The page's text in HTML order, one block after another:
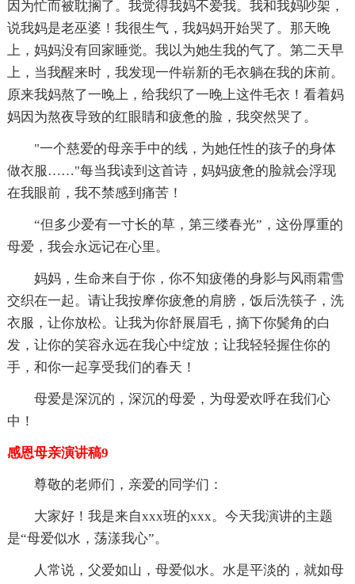
因为忙而被耽搁了。我觉得我妈不爱我。我和我妈吵架，
说我妈是老巫婆！我很生气，我妈妈开始哭了。那天晚
上，妈妈没有回家睡觉。我以为她生我的气了。第二天早
上，当我醒来时，我发现一件崭新的毛衣躺在我的床前。
原来我妈熬了一晚上，给我织了一晚上这件毛衣！看着妈
妈因为熬夜导致的红眼睛和疲惫的脸，我突然哭了。
"一个慈爱的母亲手中的线，为她任性的孩子的身体
做衣服……"每当我读到这首诗，妈妈疲惫的脸就会浮现
在我眼前，我不禁感到痛苦！
“但多少爱有一寸长的草，第三缕春光”，这份厚重的
母爱，我会永远记在心里。
妈妈，生命来自于你，你不知疲倦的身影与风雨霜雪
交织在一起。请让我按摩你疲惫的肩膀，饭后洗筷子，洗
衣服，让你放松。让我为你舒展眉毛，摘下你鬓角的白
发，让你的笑容永远在我心中绽放；让我轻轻握住你的
手，和你一起享受我们的春天！
母爱是深沉的，深沉的母爱，为母爱欢呼在我们心
中！
感恩母亲演讲稿9
尊敬的老师们，亲爱的同学们：
大家好！我是来自xxx班的xxx。今天我演讲的主题
是“母爱似水，荡漾我心”。
人常说，父爱如山，母爱似水。水是平淡的，就如母